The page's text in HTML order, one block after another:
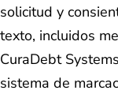
solicitud y
texto, incluidos
CuraDebt
sistema de